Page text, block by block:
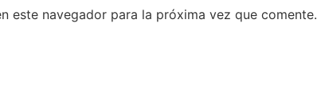
este navegador para la próxima vez que comente.